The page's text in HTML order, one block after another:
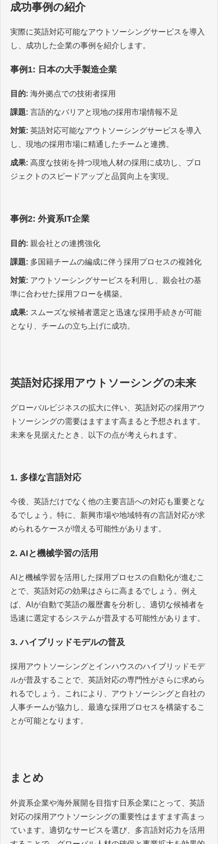
成功事例の紹介
実際に英語対応可能なアウトソーシングサービスを導入
し、成功した企業の事例を紹介します。
事例1: 日本の大手製造企業
目的: 海外拠点での技術者採用
課題: 言語的なバリアと現地の採用市場情報不足
対策: 英語対応可能なアウトソーシングサービスを導入
し、現地の採用市場に精通したチームと連携。
成果: 高度な技術を持つ現地人材の採用に成功し、プロ
ジェクトのスピードアップと品質向上を実現。
事例2: 外資系IT企業
目的: 親会社との連携強化
課題: 多国籍チームの編成に伴う採用プロセスの複雑化
対策: アウトソーシングサービスを利用し、親会社の基
準に合わせた採用フローを構築。
成果: スムーズな候補者選定と迅速な採用手続きが可能
となり、チームの立ち上げに成功。
英語対応採用アウトソーシングの未来
グローバルビジネスの拡大に伴い、英語対応の採用アウ
トソーシングの需要はますます高まると予想されます。
未来を見据えたとき、以下の点が考えられます。
1. 多様な言語対応
今後、英語だけでなく他の主要言語への対応も重要とな
るでしょう。特に、新興市場や地域特有の言語対応が求
められるケースが増える可能性があります。
2. AIと機械学習の活用
AIと機械学習を活用した採用プロセスの自動化が進むこ
とで、英語対応の効果はさらに高まるでしょう。例え
ば、AIが自動で英語の履歴書を分析し、適切な候補者を
迅速に選定するシステムが普及する可能性があります。
3. ハイブリッドモデルの普及
採用アウトソーシングとインハウスのハイブリッドモデ
ルが普及することで、英語対応の専門性がさらに求めら
れるでしょう。これにより、アウトソーシングと自社の
人事チームが協力し、最適な採用プロセスを構築するこ
とが可能となります。
まとめ
外資系企業や海外展開を目指す日系企業にとって、英語
対応の採用アウトソーシングの重要性はますます高まっ
ています。適切なサービスを選び、多言語対応力を活用